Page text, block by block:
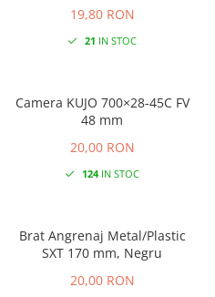
19,80 RON
21 IN STOC
Camera KUJO 700×28-45C FV
48 mm
20,00 RON
124IN STOC
Brat Angrenaj Metal/Plastic
SXT 170 mm, Negru
20,00 RON